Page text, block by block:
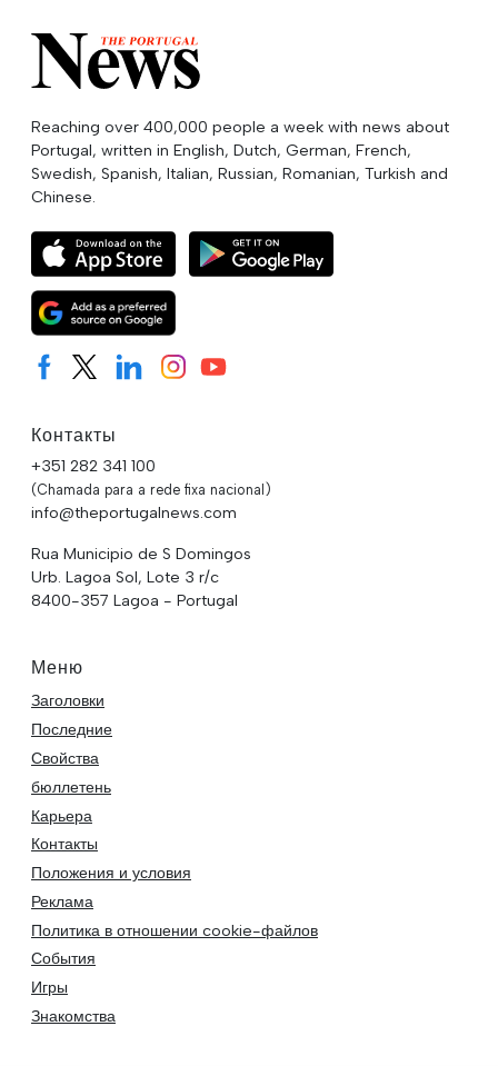
Reaching over 400,000 people a week with news about
Portugal, written in English, Dutch, German, French,
Swedish, Spanish, Italian, Russian, Romanian, Turkish and
Chinese.
Контакты
+351 282 341 100
(Chamada para a rede fixa nacional)
info@theportugalnews.com
Rua Municipio de S Domingos
Urb. Lagoa Sol, Lote 3 r/c
8400-357 Lagoa - Portugal
Меню
Заголовки
Последние
Свойства
бюллетень
Карьера
Контакты
Положения и условия
Реклама
Политика в отношении cookie-файлов
События
Игры
Знакомства